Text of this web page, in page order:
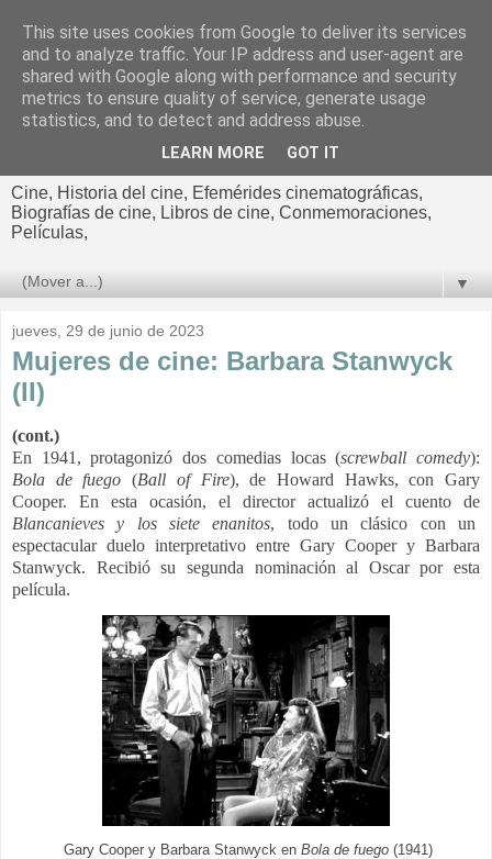
El cultural
cinematográfico de Jorge
Cine, Historia del cine, Efemérides cinematográficas,
Biografías de cine, Libros de cine, Conmemoraciones,
Películas,
▼
jueves, 29 de junio de 2023
Mujeres de cine: Barbara Stanwyck
(II)
(cont.)
En 1941, protagonizó dos comedias locas (screwball comedy):
Bola de fuego (Ball of Fire), de Howard Hawks,con Gary
Cooper. En esta ocasión, el director actualizó el cuento de
Blancanieves y los siete enanitos, todo un clásico con un
espectacular duelo interpretativo entre Gary Cooper y Barbara
Stanwyck. Recibió su segunda nominación al Oscar por esta
película.
Gary Cooper y Barbara Stanwyck en Bola de fuego (1941)
This site uses cookies from Google to deliver its services
and to analyze traffic. Your IP address and user-agent are
shared with Google along with performance and security
metrics to ensure quality of service, generate usage
statistics, and to detect and address abuse.
LEARN MORE GOT IT